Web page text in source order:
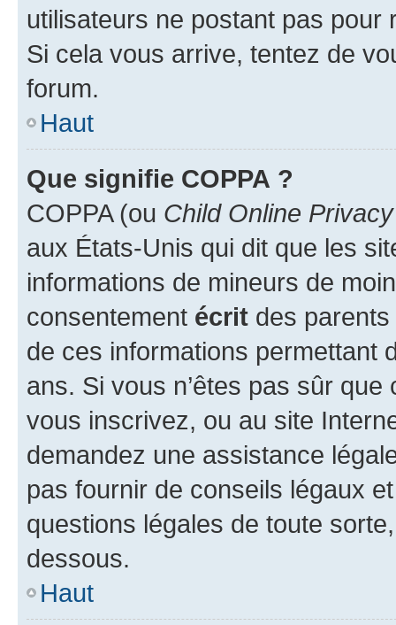
utilisateurs ne postant pas pour
Si cela vous arrive, tentez de
forum.
Haut
Que signifie COPPA ?
COPPA (ou Child Online
aux États-Unis qui dit que les
informations de mineurs de
consentement écrit des parents
de ces informations permettant
ans. Si vous n’êtes pas sûr
vous inscrivez, ou au site
demandez une assistance
pas fournir de conseils légaux
questions légales de toute
dessous.
Haut